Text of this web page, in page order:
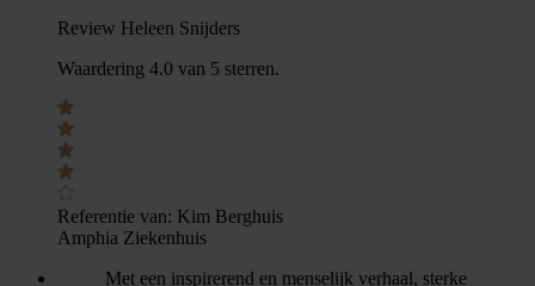
Review Heleen Snijders
Waardering 4.0 van 5 sterren.
Referentie van: Kim Berghuis
Amphia Ziekenhuis
Met een inspirerend en menselijk verhaal, sterke